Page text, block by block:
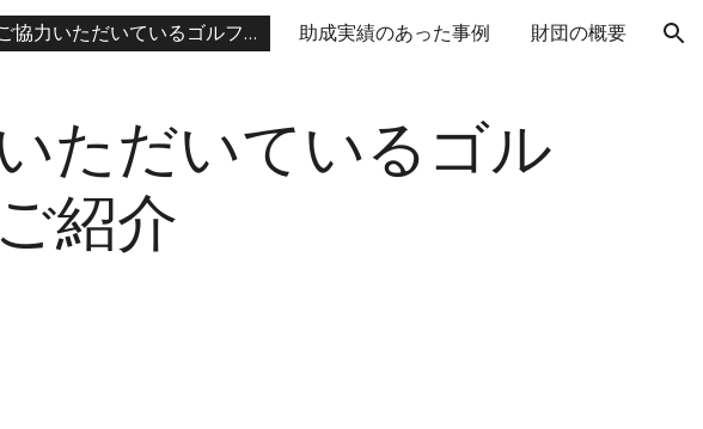
Skip to navigation ご協力いただいているゴルフ場 助成実績のあった事例 財団の概要
ただいているゴル
紹介